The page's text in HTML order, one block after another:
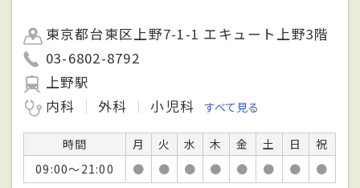
東京都台東区上野7-1-1 エキュート上野3階
03-6802-8792
上野駅
内科
外科 小児科 すべて見る
時間 月 火 水 木 金 土 日
祝
09:00～21:00
● ● ● ● ● ● ● ●